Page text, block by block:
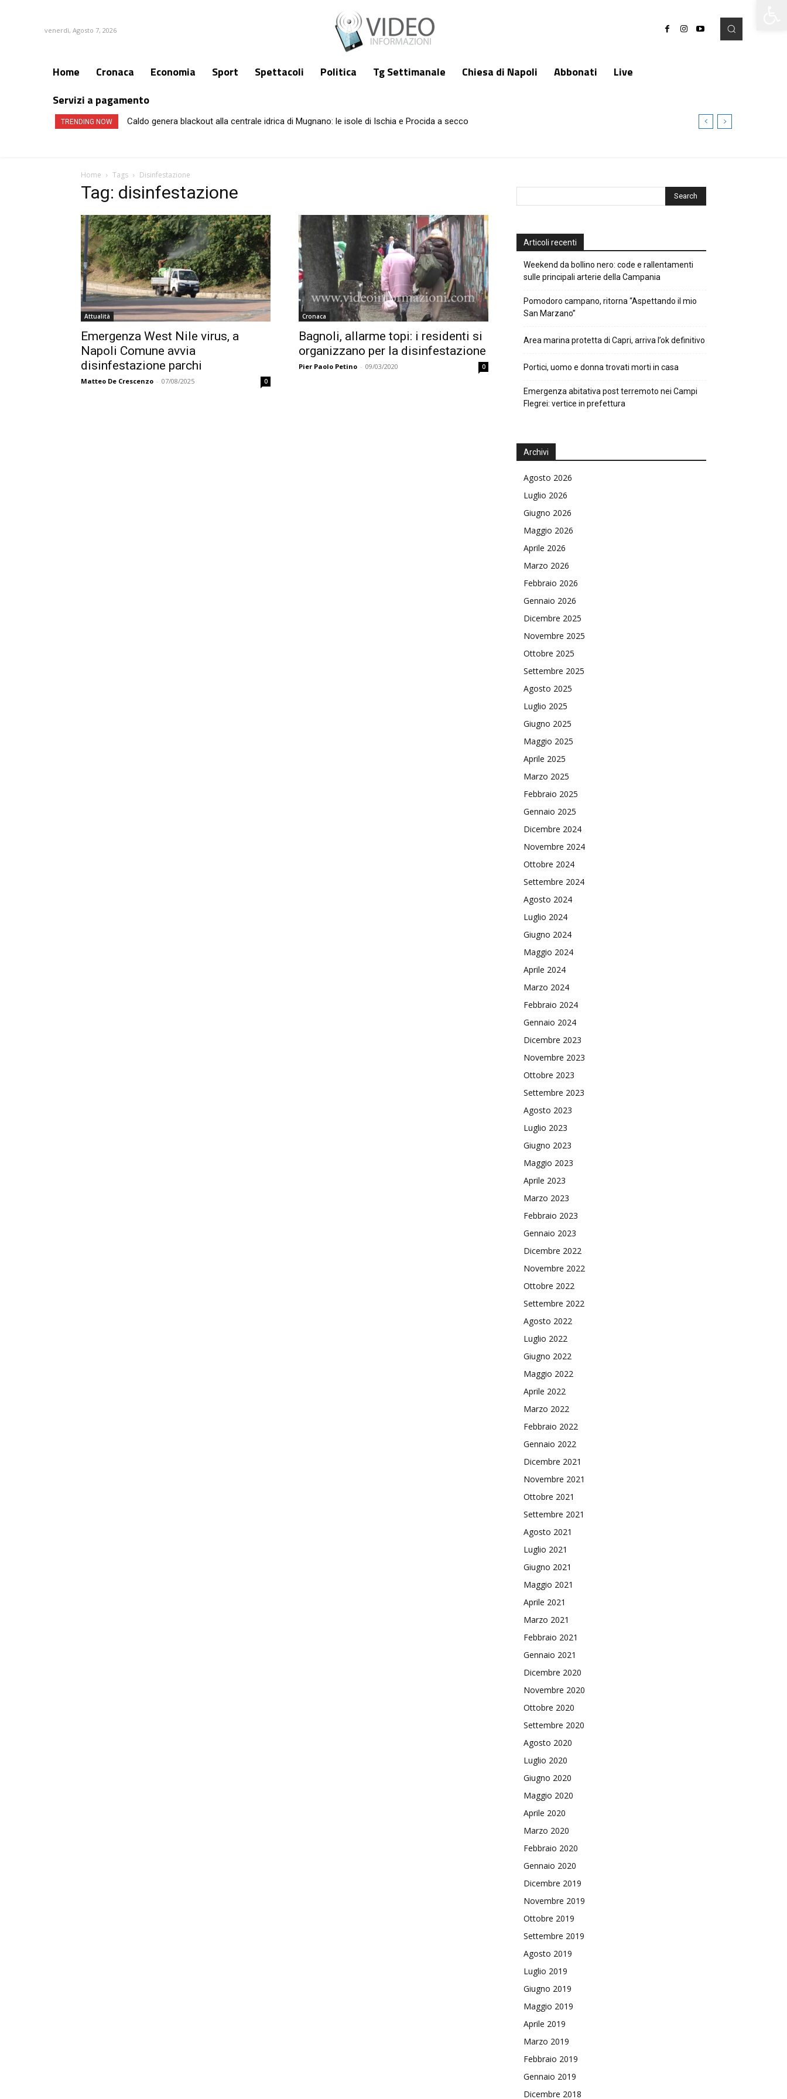
venerdì, Agosto 7, 2026
Home Cronaca Economia Sport Spettacoli Politica Tg Settimanale Chiesa di Napoli Abbonati
Live
Servizi a pagamento
TRENDING NOW Caldo genera blackout alla centrale idrica di Mugnano: le isole di Ischia e Procida a secco
Home Tags Disinfestazione
Tag: disinfestazione
Attualità
Emergenza West Nile virus, a
Napoli Comune avvia
disinfestazione parchi
Matteo De Crescenzo - 07/08/2025 0
Cronaca
Bagnoli, allarme topi: i residenti si
organizzano per la disinfestazione
Pier Paolo Petino - 09/03/2020 0
Articoli recenti
Weekend da bollino nero: code e rallentamenti
sulle principali arterie della Campania
Pomodoro campano, ritorna “Aspettando il mio
San Marzano”
Area marina protetta di Capri, arriva l’ok definitivo
Portici, uomo e donna trovati morti in casa
Emergenza abitativa post terremoto nei Campi
Flegrei: vertice in prefettura
Archivi
Agosto 2026
Luglio 2026
Giugno 2026
Maggio 2026
Aprile 2026
Marzo 2026
Febbraio 2026
Gennaio 2026
Dicembre 2025
Novembre 2025
Ottobre 2025
Settembre 2025
Agosto 2025
Luglio 2025
Giugno 2025
Maggio 2025
Aprile 2025
Marzo 2025
Febbraio 2025
Gennaio 2025
Dicembre 2024
Novembre 2024
Ottobre 2024
Settembre 2024
Agosto 2024
Luglio 2024
Giugno 2024
Maggio 2024
Aprile 2024
Marzo 2024
Febbraio 2024
Gennaio 2024
Dicembre 2023
Novembre 2023
Ottobre 2023
Settembre 2023
Agosto 2023
Luglio 2023
Giugno 2023
Maggio 2023
Aprile 2023
Marzo 2023
Febbraio 2023
Gennaio 2023
Dicembre 2022
Novembre 2022
Ottobre 2022
Settembre 2022
Agosto 2022
Luglio 2022
Giugno 2022
Maggio 2022
Aprile 2022
Marzo 2022
Febbraio 2022
Gennaio 2022
Dicembre 2021
Novembre 2021
Ottobre 2021
Settembre 2021
Agosto 2021
Luglio 2021
Giugno 2021
Maggio 2021
Aprile 2021
Marzo 2021
Febbraio 2021
Gennaio 2021
Dicembre 2020
Novembre 2020
Ottobre 2020
Settembre 2020
Agosto 2020
Luglio 2020
Giugno 2020
Maggio 2020
Aprile 2020
Marzo 2020
Febbraio 2020
Gennaio 2020
Dicembre 2019
Novembre 2019
Ottobre 2019
Settembre 2019
Agosto 2019
Luglio 2019
Giugno 2019
Maggio 2019
Aprile 2019
Marzo 2019
Febbraio 2019
Gennaio 2019
Dicembre 2018